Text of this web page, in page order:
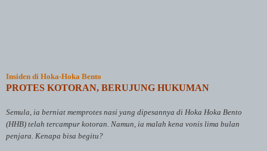
Insiden di Hoka-Hoka Bento
PROTES KOTORAN, BERUJUNG HUKUMAN
Semula, ia berniat memprotes nasi yang dipesannya di Hoka Hoka Bento
(HHB) telah tercampur kotoran. Namun, ia malah kena vonis lima bulan
penjara. Kenapa bisa begitu?